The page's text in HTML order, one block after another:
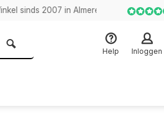
2007 in Almere
Help Inloggen